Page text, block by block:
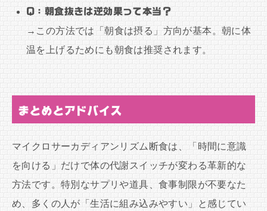
Q：朝食抜きは逆効果って本当？
→この方法では「朝食は摂る」方向が基本。朝に体
温を上げるためにも朝食は推奨されます。
まとめとアドバイス
マイクロサーカディアンリズム断食は、「時間に意識
を向ける」だけで体の代謝スイッチが変わる革新的な
方法です。特別なサプリや道具、食事制限が不要なた
め、多くの人が「生活に組み込みやすい」と感じてい